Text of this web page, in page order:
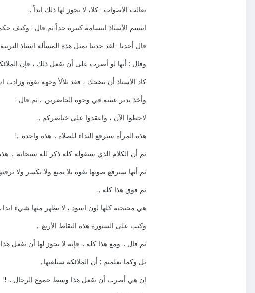
تعالت الأصوات : كلا، لا يجوز لها ذلك ابداً ..
ابتسم الأستاذ ابتسامة كبيرة جداً ثم قال : وكيف
قال أحدنا : لقد حدثنا بمثل هذه المسألة استاذ
وقال : أنها لو أصرت على أن تفعل ذلك ، فإن
كاد الأستاذ أن يضحك ، فقد تلألأ وجهه بقوة وزادت
وأخذ يدير عينيه في وجوه الحاضرين .. ثم قال :
لاحظوا الآن ، واعقدوا على خناصركم ..
هذه المرأة سترفع النداء للصلاة .. هذه واحدة ..!
ثم أن الكلام الذي ستقوله كله ذكر لله سبحانه ... هذه
ثم أنها سترفع صوتها بقوة بلا تميع ولا تكسر ولا
ثم فوق هذا كله ..
هي محتجبة كلها لون اسود ، لا يظهر منها شيء
وكتب على السبورة هذه النقاط الأربع ..
ثم قال .. ومع هذا كله .. فإنه لا يجوز لها أن تفعل
بل وكما تعلمتم : أن الملائكة ستلعنها..
إن هي أصرت أن تفعل هذا وسط جموع الرجال .. !!